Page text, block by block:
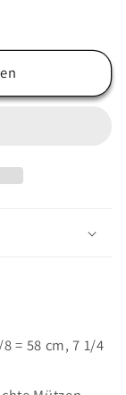
= 58 cm, 7 1/4